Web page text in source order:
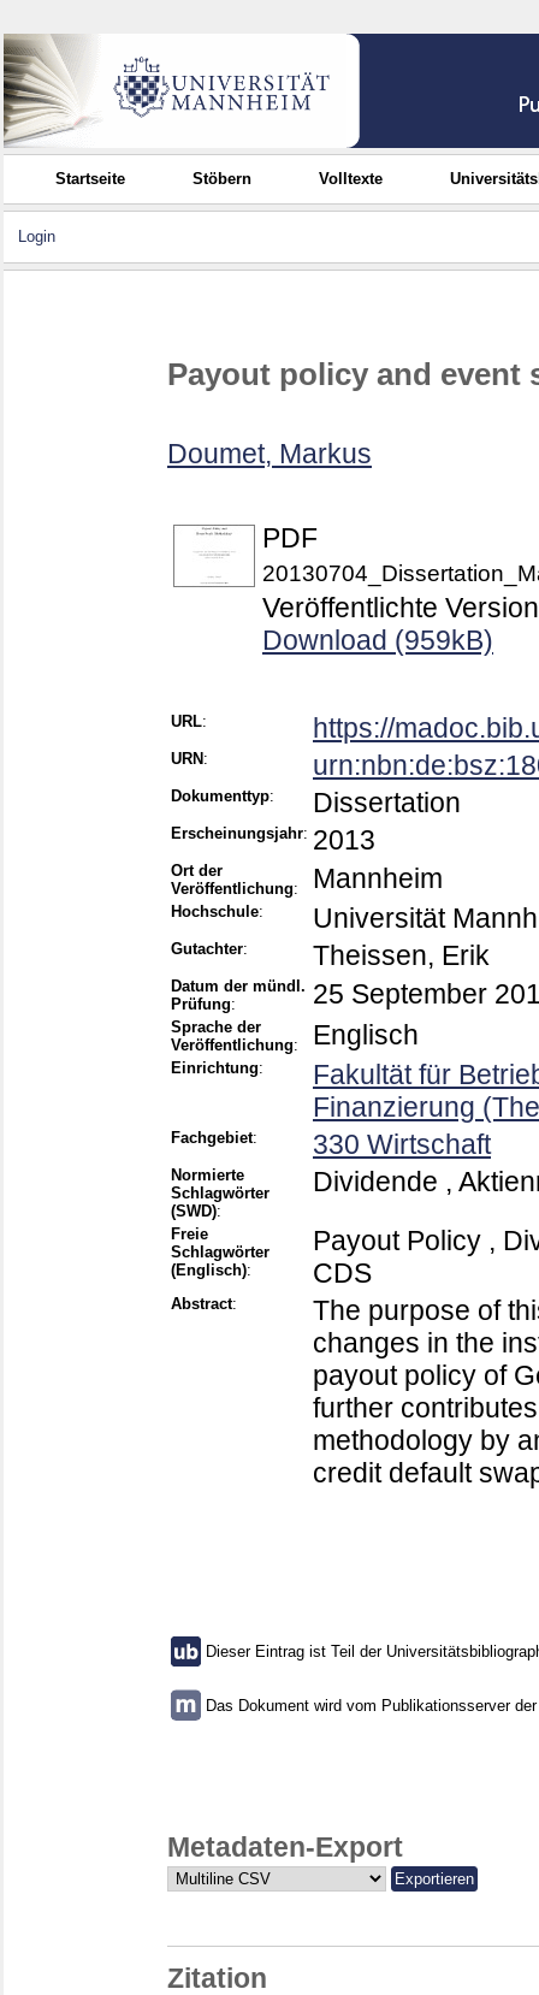
Startseite Stöbern Volltexte
Login
Payout policy and event
Doumet, Markus
PDF
Veröffentlichte Version
Download (959kB)
URL: https://
URN :
Dokumenttyp: Dissertation
Erscheinungsjahr: 2013
Ort der
Veröffentlichung: Mannheim
Hochschule: Universität
Gutachter: Theissen, Erik
Datum der mündl.
Prüfung: 25 September
Sprache der
Veröffentlichung: Englisch
Einrichtung:
Fakultät für
Finanzierung
Fachgebiet: 330 Wirtschaft
Normierte
Schlagwörter
(SWD):
Dividende ,
Freie
Schlagwörter
(Englisch):
Payout Policy ,
CDS
Abstract:
The purpose of
changes in the
payout policy of
further
methodology by
credit default
Dieser Eintrag ist Teil der
Das Dokument wird vom Publikationsserver
Metadaten-Export
Zitation